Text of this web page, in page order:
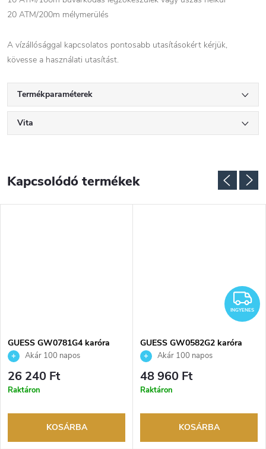
20 ATM/200m mélymerülés
A vízállósággal kapcsolatos pontosabb utasításokért kérjük,
kövesse a használati utasítást.
Termékparaméterek
Vita
Kapcsolódó termékek
GUESS GW0781G4 karóra
Akár 100 napos
visszaküldési lehetőség. Hivatalos
márkakereskedő.
26 240 Ft
Raktáron
KOSÁRBA
INGYENES
GUESS GW0582G2 karóra
Akár 100 napos
visszaküldési lehetőség. Hivatalos
márkakereskedő.
48 960 Ft
Raktáron
KOSÁRBA